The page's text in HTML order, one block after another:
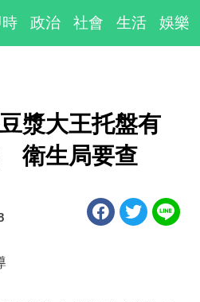
政治 社會 生活 娛樂
漿大王托盤有
生局要查